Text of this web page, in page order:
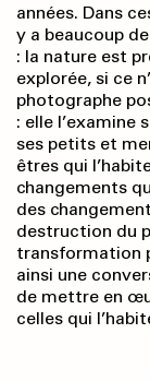
années. Dans
y a beaucoup
: la nature est
explorée, si ce
photographe
: elle
ses petits et
êtres qui
changements
des
destruction du
transformation
ainsi une
de mettre en
celles qui